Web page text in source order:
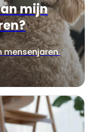
mijn
mensenjaren.